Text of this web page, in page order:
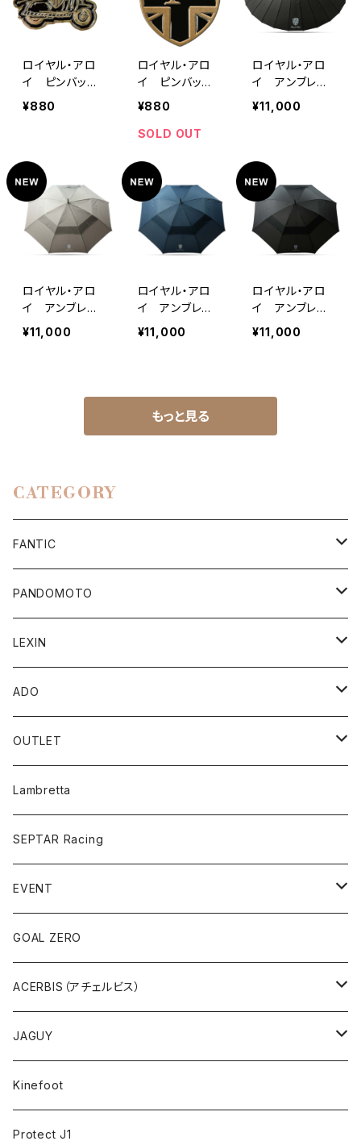
ロイヤル・アロ
イ ピンバッ
ジ ナイト・スタ
¥880
ロイヤル・アロ
イ ピンバッ
ジ RAシールド
¥880
SOLD OUT
ロイヤル・アロ
イ アンブレ
ラ S2 クラシ
ック（24本骨）ブ
¥11,000
ロイヤル・アロ
イ アンブレ
ラ S1 グレー
¥11,000
ロイヤル・アロ
イ アンブレ
ラ S1 ネイビ
¥11,000
ロイヤル・アロ
イ アンブレ
ラ S1 ブラッ
¥11,000
もっと見る
CATEGORY
FANTIC
Apparel/Goods
Accessory Parts
CABALLERO
ENDURO/MOTARD
e-Bike
SpeedFun
PANDOMOTO
ジャケット
MEN
WOMEN
トップス
パンツ
MEN
WOMEN
アンダーウエア
MEN
WOMEN
プロテクター
ブーツ
アクセサリー
アウトレット
LEXIN
Bluetoothスピーカー
ポータブルスピーカー
バイク用スピーカー
ポータブル電動空気入れ
バイク用Bluetoothインカム
ADO
電動アシスト自転車
折り畳み
Folding Bike
eBike
型式認定
OUTLET
TCX オフロードブーツ
Lambretta
SEPTAR Racing
EVENT
アサマ・スクランブラーミーティング
GOAL ZERO
ACERBIS（アチェルビス）
バッグ、アクセサリ
プラスティック
アンダーウェア
JAGUY
COOLER
テーブルウェア
Kinefoot
Protect J1